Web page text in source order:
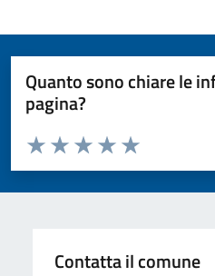
Quanto sono chiare le
pagina?
Valuta da 1 a 5 stelle la pagina
Valuta 5 stelle
Valuta 4 stelle su 5
Valuta 3 stelle su 5
Valuta 2 stelle su 5
Valuta 1 stelle su 5
Contatta il comune